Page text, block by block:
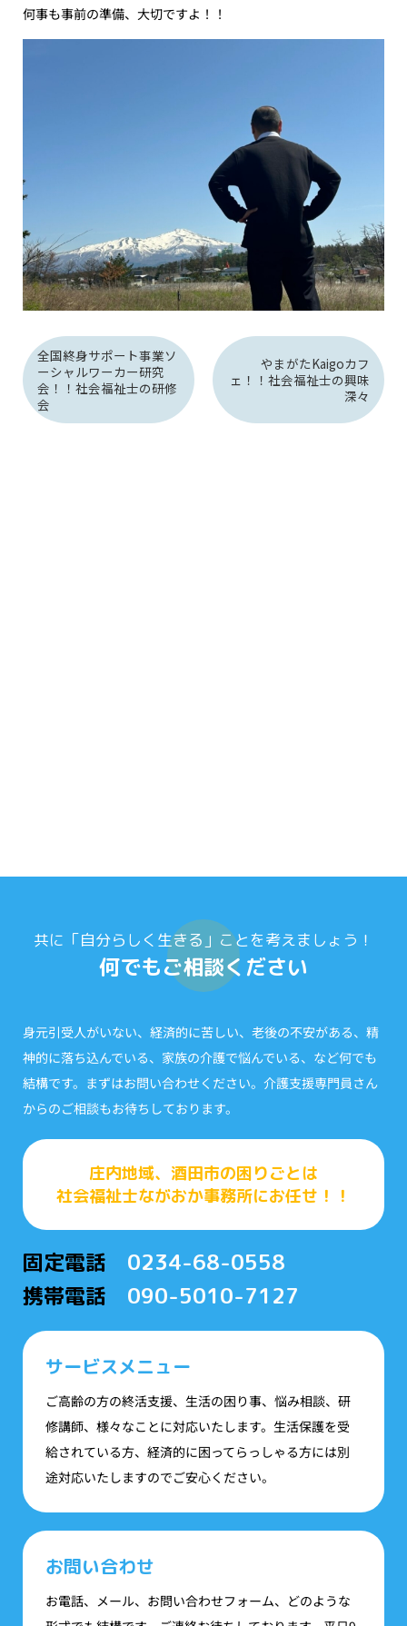
何事も事前の準備、大切ですよ！！
全国終身サポート事業ソ
ーシャルワーカー研究
会！！社会福祉士の研修
会
やまがたKaigoカフ
ェ！！社会福祉士の興味
深々
共に「自分らしく生きる」ことを考えましょう！
何でもご相談ください
身元引受人がいない、経済的に苦しい、老後の不安がある、精
神的に落ち込んでいる、家族の介護で悩んでいる、など何でも
結構です。まずはお問い合わせください。介護支援専門員さん
からのご相談もお待ちしております。
庄内地域、酒田市の困りごとは
社会福祉士ながおか事務所にお任せ！！
固定電話 0234-68-0558
携帯電話 090-5010-7127
サービスメニュー
ご高齢の方の終活支援、生活の困り事、悩み相談、研
修講師、様々なことに対応いたします。生活保護を受
給されている方、経済的に困ってらっしゃる方には別
途対応いたしますのでご安心ください。
お問い合わせ
お電話、メール、お問い合わせフォーム、どのような